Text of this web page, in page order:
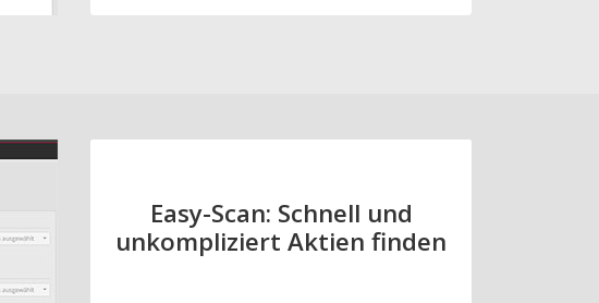
Easy-Scan: Schnell und
unkompliziert Aktien finden